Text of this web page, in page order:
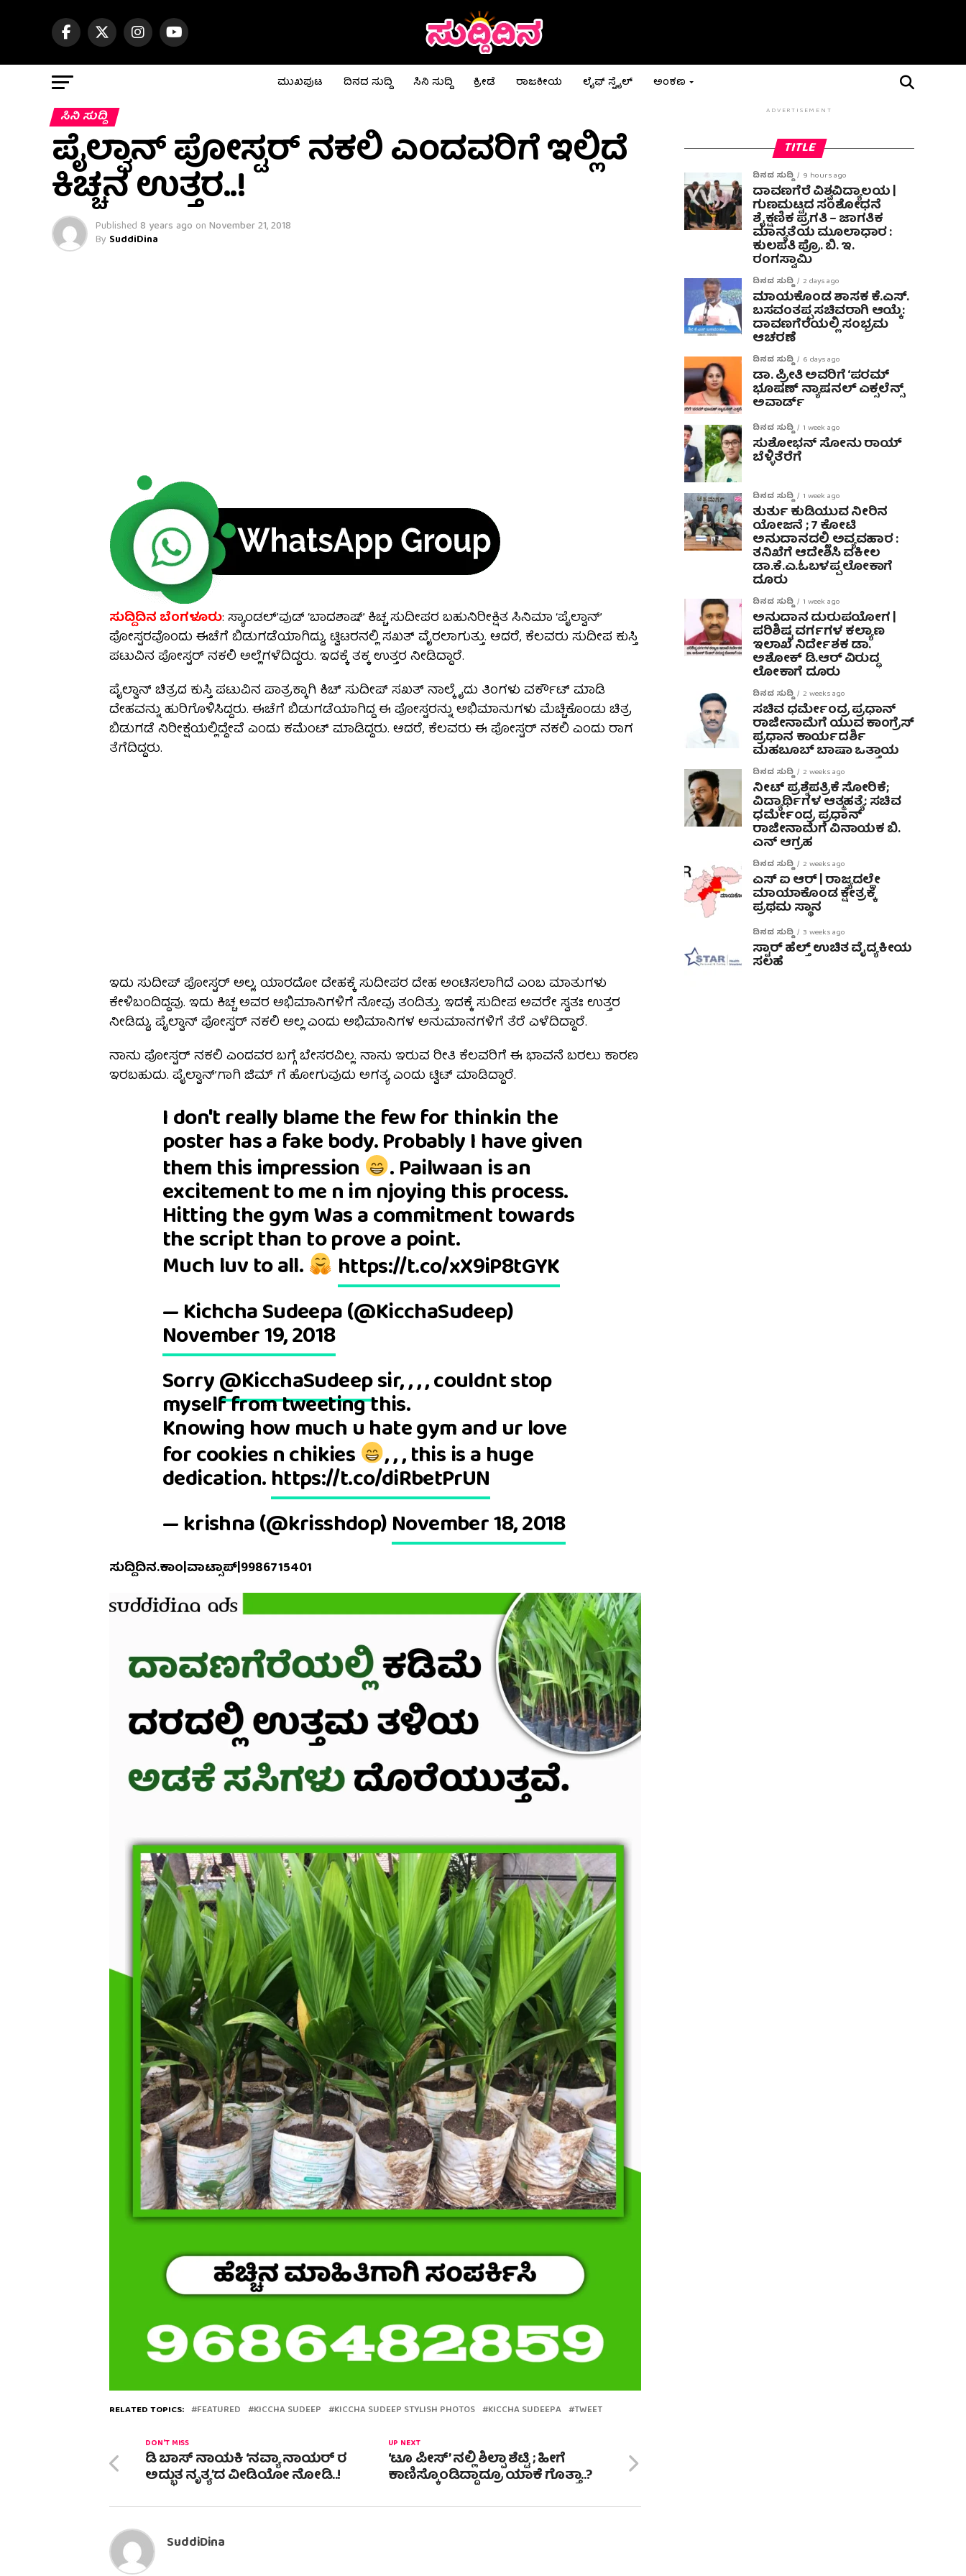
ಮುಖಪುಟ ದಿನದ ಸುದ್ದಿ ಸಿನಿ ಸುದ್ದಿ ಕ್ರೀಡೆ ರಾಜಕೀಯ ಲೈಫ್ ಸ್ಟೈಲ್ ಅಂಕಣ
ಸಿನಿ ಸುದ್ದಿ
ಪೈಲ್ವಾನ್ ಪೋಸ್ಟರ್ ನಕಲಿ ಎಂದವರಿಗೆ ಇಲ್ಲಿದೆ
ಕಿಚ್ಚನ ಉತ್ತರ..!
Published 8 years ago on November 21, 2018
By SuddiDina
ಸುದ್ದಿದಿನ ಬೆಂಗಳೂರು: ಸ್ಯಾಂಡಲ್’ವುಡ್ ‘ಬಾದಶಾಷ್’ ಕಿಚ್ಚ ಸುದೀಪರ ಬಹುನಿರೀಕ್ಷಿತ ಸಿನಿಮಾ ‘ಪೈಲ್ವಾನ್’
ಪೋಸ್ಟರವೊಂದು ಈಚೆಗೆ ಬಿಡುಗಡೆಯಾಗಿದ್ದು, ಟ್ವಿಟರನಲ್ಲಿ ಸಖತ್ ವೈರಲಾಗುತ್ತು. ಆದರೆ, ಕೆಲವರು ಸುದೀಪ ಕುಸ್ತಿ
ಪಟುವಿನ ಪೋಸ್ಟರ್ ನಕಲಿ ಅಲ್ಲೆಗಳೆದಿದ್ದರು. ಇದಕ್ಕೆ ತಕ್ಕ ಉತ್ತರ ನೀಡಿದ್ದಾರೆ.
ಪೈಲ್ವಾನ್ ಚಿತ್ರದ ಕುಸ್ತಿ ಪಟುವಿನ ಪಾತ್ರಕ್ಕಾಗಿ ಕಿಚ್ ಸುದೀಪ್ ಸಖತ್ ನಾಲ್ಕೈದು ತಿಂಗಳು ವರ್ಕೌಟ್ ಮಾಡಿ
ದೇಹವನ್ನು ಹುರಿಗೊಳಿಸಿದ್ದರು. ಈಚೆಗೆ ಬಿಡುಗಡೆಯಾಗಿದ್ದ ಈ ಪೋಸ್ಟರ‌ನ್ನು ಅಭಿಮಾನುಗಳು ಮೆಚ್ಚಿಕೊಂಡು ಚಿತ್ರ
ಬಿಡುಗಡೆ ನಿರೀಕ್ಷೆಯಲ್ಲಿದ್ದೇವೆ ಎಂದು ಕಮೆಂಟ್ ಮಾಡಿದ್ದರು. ಆದರೆ, ಕೆಲವರು ಈ ಪೋಸ್ಟರ್ ನಕಲಿ ಎಂದು ರಾಗ
ತೆಗೆದಿದ್ದರು.
ಇದು ಸುದೀಪ್ ಪೋಸ್ಟರ್ ಅಲ್ಲ, ಯಾರದೋ ದೇಹಕ್ಕೆ ಸುದೀಪರ ದೇಹ ಅಂಟಿಸಲಾಗಿದೆ ಎಂಬ ಮಾತುಗಳು
ಕೇಳಿಬಂದಿದ್ದವು. ಇದು ಕಿಚ್ಚ ಅವರ ಅಭಿಮಾನಿಗಳಿಗೆ ನೋವು ತಂದಿತ್ತು. ಇದಕ್ಕೆ ಸುದೀಪ ಅವರೇ ಸ್ವತಃ ಉತ್ತರ
ನೀಡಿದ್ದು, ಪೈಲ್ವಾನ್ ಪೋಸ್ಟರ್ ನಕಲಿ ಅಲ್ಲ ಎಂದು ಅಭಿಮಾನಿಗಳ ಅನುಮಾನಗಳಿಗೆ ತೆರೆ ಎಳೆದಿದ್ದಾರೆ.
ನಾನು ಪೋಸ್ಟರ್ ನಕಲಿ ಎಂದವರ ಬಗ್ಗೆ ಬೇಸರವಿಲ್ಲ. ನಾನು ಇರುವ ರೀತಿ ಕೆಲವರಿಗೆ ಈ ಭಾವನೆ ಬರಲು ಕಾರಣ
ಇರಬಹುದು. ಪೈಲ್ವಾನ್’ಗಾಗಿ ಜಿಮ್ ಗೆ ಹೋಗುವುದು ಅಗತ್ಯ ಎಂದು ಟ್ವಿಟ್ ಮಾಡಿದ್ದಾರೆ.
I don't really blame the few for thinkin the
poster has a fake body. Probably I have given
them this impression . Pailwaan is an
excitement to me n im njoying this process.
Hitting the gym Was a commitment towards
the script than to prove a point.
Much luv to all.
https://t.co/xX9iP8tGYK
— Kichcha Sudeepa (@KicchaSudeep)
November 19, 2018
Sorry@KicchaSudeepsir, , , , couldnt stop
myself from tweeting this.
Knowing how much u hate gym and ur love
for cookies n chikies , , , this is a huge
dedication.https://t.co/diRbetPrUN
— krishna (@krisshdop)November 18, 2018
ಸುದ್ದಿದಿನ.ಕಾಂ|ವಾಟ್ಸಾಪ್|9986715401
RELATED TOPICS: FEATURED KICCHA SUDEEP KICCHA SUDEEP STYLISH PHOTOS KICCHA SUDEEPA TWEET
UP NEXT
‘ಟೂ ಪೀಸ್’ ನಲ್ಲಿ ಶಿಲ್ಪಾ ಶೆಟ್ಟಿ ; ಹೀಗೆ
ಕಾಣಿಸ್ಕೊಂಡಿದ್ದಾದ್ರೂ ಯಾಕೆ ಗೊತ್ತಾ..?
DON'T MISS
ಡಿ ಬಾಸ್ ನಾಯಕಿ ‘ನವ್ಯಾ ನಾಯರ್ ರ
ಅದ್ಭುತ ನೃತ್ಯ’ದ ವೀಡಿಯೋ ನೋಡಿ..!
SuddiDina
ADVERTISEMENT
TITLE
ದಿನದ ಸುದ್ದಿ 9 hours ago
ದಾವಣಗೆರೆ ವಿಶ್ವವಿದ್ಯಾಲಯ |
ಗುಣಮಟ್ಟದ ಸಂಶೋಧನೆ
ಶೈಕ್ಷಣಿಕ ಪ್ರಗತಿ – ಜಾಗತಿಕ
ಮಾನ್ಯತೆಯ ಮೂಲಾಧಾರ :
ಕುಲಪತಿ ಪ್ರೊ. ಬಿ. ಇ.
ರಂಗಸ್ವಾಮಿ
ದಿನದ ಸುದ್ದಿ 2 days ago
ಮಾಯಕೊಂಡ ಶಾಸಕ ಕೆ.ಎಸ್.
ಬಸವಂತಪ್ಪ ಸಚಿವರಾಗಿ ಆಯ್ಕೆ:
ದಾವಣಗೆರೆಯಲ್ಲಿ ಸಂಭ್ರಮ
ಆಚರಣೆ
ದಿನದ ಸುದ್ದಿ 6 days ago
ಡಾ. ಪ್ರೀತಿ ಅವರಿಗೆ ‘ಪರಮ್
ಭೂಷಣ್ ನ್ಯಾಷನಲ್ ಎಕ್ಸಲೆನ್ಸ್
ಅವಾರ್ಡ್
ದಿನದ ಸುದ್ದಿ 1 week ago
ಸುಶೋಭನ್ ಸೋನು ರಾಯ್
ಬೆಳ್ಳಿತೆರೆಗೆ
ದಿನದ ಸುದ್ದಿ 1 week ago
ತುರ್ತು ಕುಡಿಯುವ ನೀರಿನ
ಯೋಜನೆ ; 7 ಕೋಟಿ
ಅನುದಾನದಲ್ಲಿ ಅವ್ಯವಹಾರ :
ತನಿಖೆಗೆ ಆದೇಶಿಸಿ ವಕೀಲ
ಡಾ‌.ಕೆ.ಎ.ಓಬಳಪ್ಪ ಲೋಕಾಗೆ
ದೂರು
ದಿನದ ಸುದ್ದಿ 1 week ago
ಅನುದಾನ ದುರುಪಯೋಗ |
ಪರಿಶಿಷ್ಟ ವರ್ಗಗಳ ಕಲ್ಯಾಣ
ಇಲಾಖೆ ನಿರ್ದೇಶಕ ಡಾ.
ಅಶೋಕ್ ಡಿ.ಆರ್ ವಿರುದ್ಧ
ಲೋಕಾಗೆ ದೂರು
ದಿನದ ಸುದ್ದಿ 2 weeks ago
ಸಚಿವ ಧರ್ಮೇಂದ್ರ ಪ್ರಧಾನ್
ರಾಜೀನಾಮೆಗೆ ಯುವ ಕಾಂಗ್ರೆಸ್
ಪ್ರಧಾನ ಕಾರ್ಯದರ್ಶಿ
ಮಹಬೂಬ್ ಬಾಷಾ ಒತ್ತಾಯ
ದಿನದ ಸುದ್ದಿ 2 weeks ago
ನೀಟ್ ಪ್ರಶ್ನೆಪತ್ರಿಕೆ ಸೋರಿಕೆ;
ವಿದ್ಯಾರ್ಥಿಗಳ ಆತ್ಮಹತ್ಯೆ: ಸಚಿವ
ಧರ್ಮೇಂದ್ರ ಪ್ರಧಾನ್‌
ರಾಜೀನಾಮೆಗೆ ವಿನಾಯಕ ಬಿ.
ಎನ್ ಆಗ್ರಹ
ದಿನದ ಸುದ್ದಿ 2 weeks ago
ಎಸ್ ಐ ಆರ್ | ರಾಜ್ಯದಲ್ಲೇ
ಮಾಯಾಕೊಂಡ ಕ್ಷೇತ್ರಕ್ಕೆ
ಪ್ರಥಮ ಸ್ಥಾನ
ದಿನದ ಸುದ್ದಿ 3 weeks ago
ಸ್ಟಾರ್ ಹೆಲ್ತ್ ಉಚಿತ ವೈದ್ಯಕೀಯ
ಸಲಹೆ